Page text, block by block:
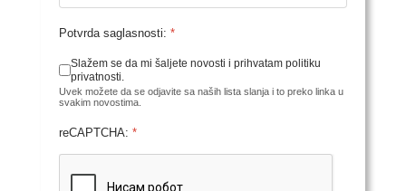
Potvrda saglasnosti: *
Slažem se da mi šaljete novosti i prihvatam politiku
privatnosti.
Uvek možete da se odjavite sa naših lista slanja i to preko linka u
svakim novostima.
reCAPTCHA: *